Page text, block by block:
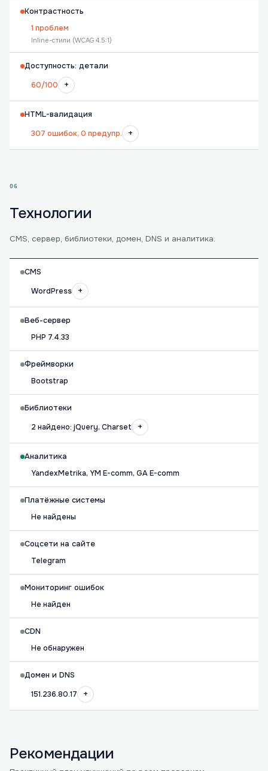
Контрастность
1 проблем
Inline-стили (WCAG 4.5:1)
Доступность: детали
60/100
+
HTML-валидация
307 ошибок, 0 предупр.
+
06
Технологии
CMS, сервер, библиотеки, домен, DNS и аналитика.
CMS
WordPress
+
Веб-сервер
PHP 7.4.33
Фреймворки
Bootstrap
Библиотеки
2 найдено: jQuery, Charset
+
Аналитика
YandexMetrika, YM E-comm, GA E-comm
Платёжные системы
Не найдены
Соцсети на сайте
Telegram
Мониторинг ошибок
Не найден
CDN
Не обнаружен
Домен и DNS
151.236.80.17
+
Рекомендации